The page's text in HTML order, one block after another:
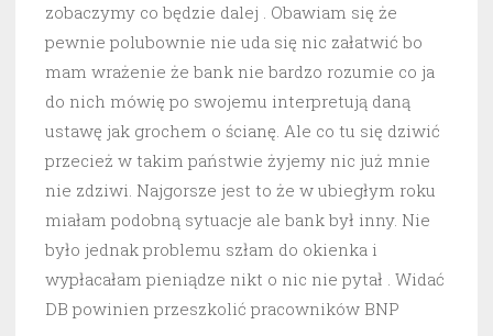
zobaczymy co będzie dalej . Obawiam się że
pewnie polubownie nie uda się nic załatwić bo
mam wrażenie że bank nie bardzo rozumie co ja
do nich mówię po swojemu interpretują daną
ustawę jak grochem o ścianę. Ale co tu się dziwić
przecież w takim państwie żyjemy nic już mnie
nie zdziwi. Najgorsze jest to że w ubiegłym roku
miałam podobną sytuacje ale bank był inny. Nie
było jednak problemu szłam do okienka i
wypłacałam pieniądze nikt o nic nie pytał . Widać
DB powinien przeszkolić pracowników BNP